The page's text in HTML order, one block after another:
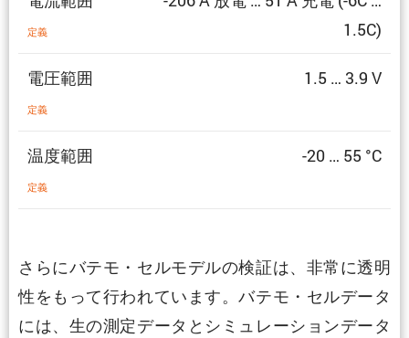
定義
1.5C)
電圧範囲
定義
1.5 … 3.9 V
温度範囲
定義
-20 … 55 °C
さらにバテモ・セルモデルの検証は、非常に透明
性をもって行われています。バテモ・セルデータ
には、生の測定データとシミュレーションデータ